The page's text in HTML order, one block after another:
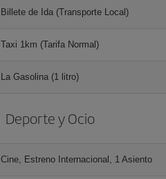
Billete de Ida (Transporte Local)
Taxi 1km (Tarifa Normal)
La Gasolina (1 litro)
Deporte y Ocio
Cine, Estreno Internacional, 1 Asiento